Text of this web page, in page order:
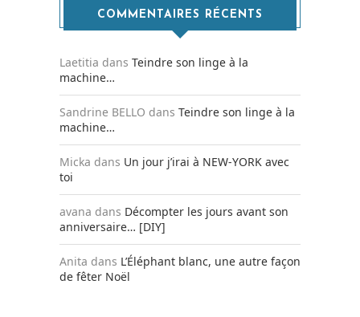
COMMENTAIRES RÉCENTS
Laetitia dans Teindre son linge à la
machine…
Sandrine BELLO dans Teindre son linge à la
machine…
Micka dans Un jour j’irai à NEW-YORK avec
toi
avana dans Décompter les jours avant son
anniversaire… [DIY]
Anita dans L’Éléphant blanc, une autre façon
de fêter Noël